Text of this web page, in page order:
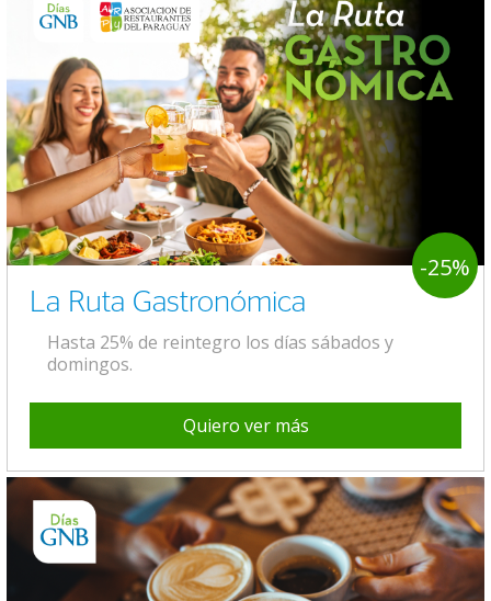
-25%
La Ruta Gastronómica
Hasta 25% de reintegro los días sábados y
domingos.
Quiero ver más